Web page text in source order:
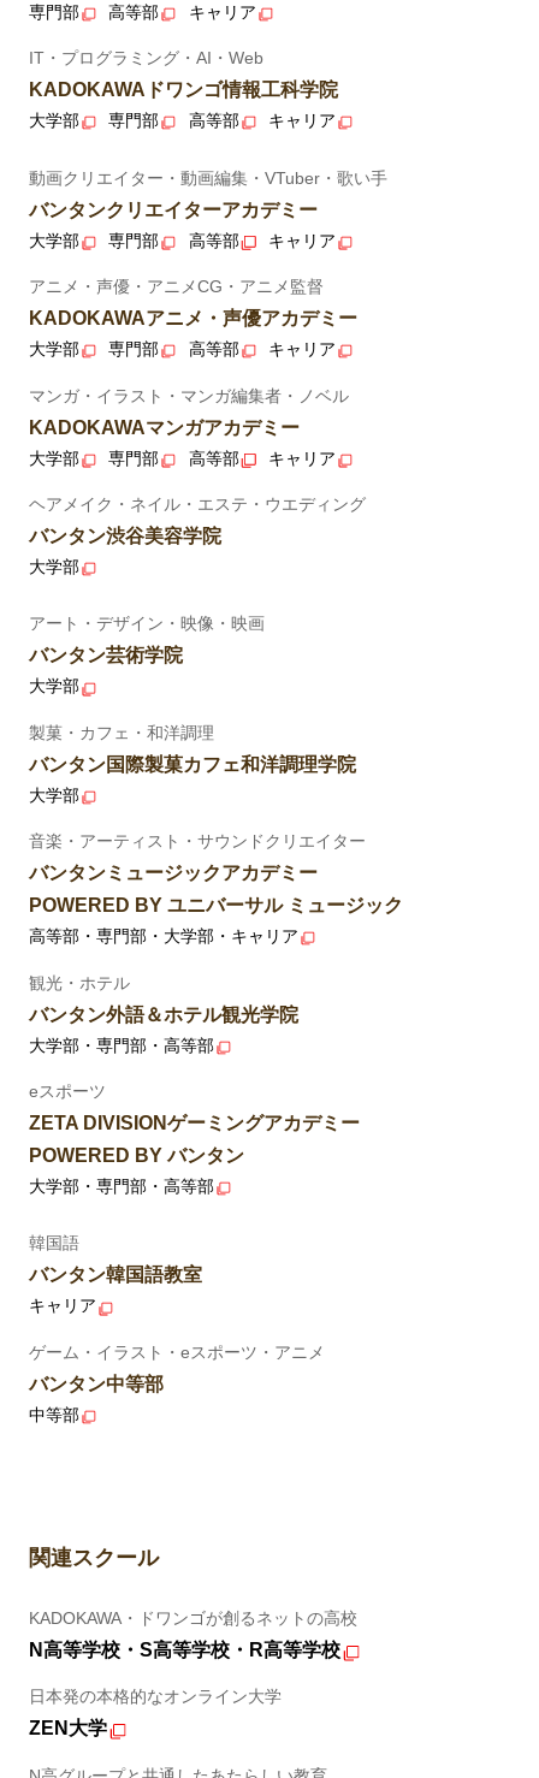
専門部 高等部 キャリア
IT・プログラミング・AI・Web
KADOKAWAドワンゴ情報工科学院
大学部 専門部 高等部 キャリア
動画クリエイター・動画編集・VTuber・歌い手
バンタンクリエイターアカデミー
大学部 専門部 高等部 キャリア
アニメ・声優・アニメCG・アニメ監督
KADOKAWAアニメ・声優アカデミー
大学部 専門部 高等部 キャリア
マンガ・イラスト・マンガ編集者・ノベル
KADOKAWAマンガアカデミー
大学部 専門部 高等部 キャリア
ヘアメイク・ネイル・エステ・ウエディング
バンタン渋谷美容学院
大学部
アート・デザイン・映像・映画
バンタン芸術学院
大学部
製菓・カフェ・和洋調理
バンタン国際製菓カフェ和洋調理学院
大学部
音楽・アーティスト・サウンドクリエイター
バンタンミュージックアカデミー
POWERED BY ユニバーサル ミュージック
高等部・専門部・大学部・キャリア
観光・ホテル
バンタン外語＆ホテル観光学院
大学部・専門部・高等部
eスポーツ
ZETA DIVISIONゲーミングアカデミー
POWERED BY バンタン
大学部・専門部・高等部
韓国語
バンタン韓国語教室
キャリア
ゲーム・イラスト・eスポーツ・アニメ
バンタン中等部
中等部
関連スクール
KADOKAWA・ドワンゴが創るネットの高校
N高等学校・S高等学校・R高等学校
日本発の本格的なオンライン大学
ZEN大学